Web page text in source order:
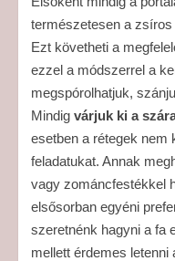
természetesen a
Ezt követheti a
ezzel a módszerrel a
megspórolhatjuk,
Mindig várjuk ki a
esetben a rétegek nem
feladatukat. Annak
vagy zománcfestékkel
elsősorban egyéni
szeretnénk hagyni a fa
mellett érdemes letenni